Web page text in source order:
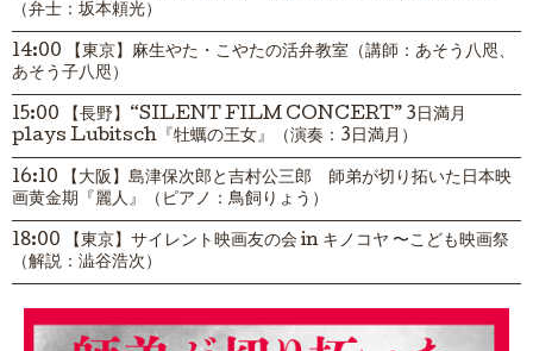
（弁士：坂本頼光）
14:00 【東京】麻生やた・こやたの活弁教室（講師：あそう八咫、
あそう子八咫）
15:00 【長野】“SILENT FILM CONCERT” 3日満月
plays Lubitsch『牡蠣の王女』（演奏：3日満月）
16:10 【大阪】島津保次郎と吉村公三郎 師弟が切り拓いた日本映
画黄金期『麗人』（ピアノ：鳥飼りょう）
18:00 【東京】サイレント映画友の会 in キノコヤ 〜こども映画祭
（解説：澁谷浩次）